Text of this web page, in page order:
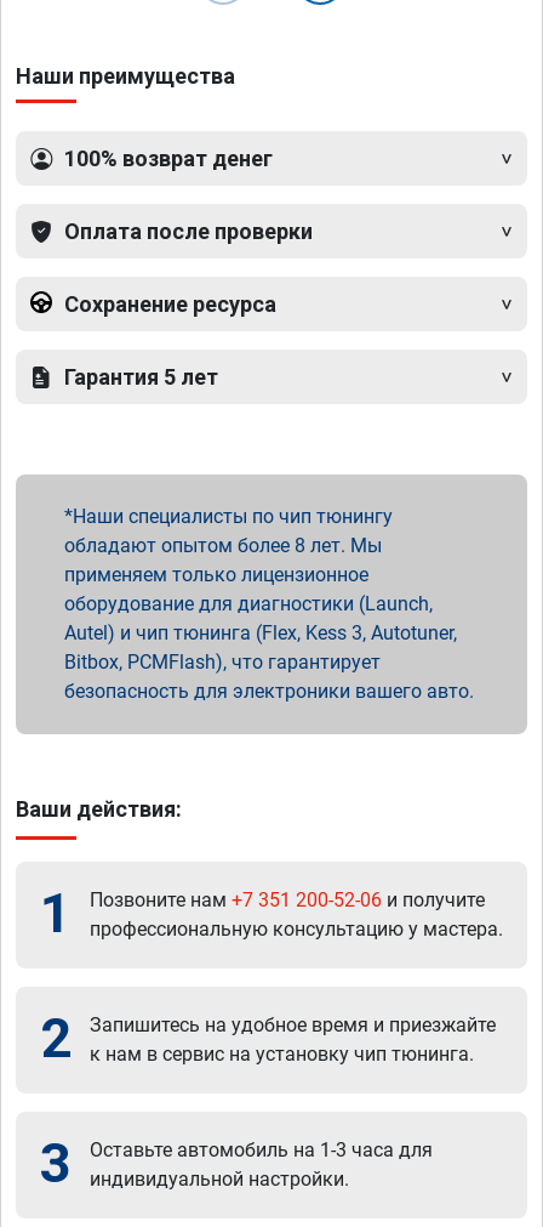
Наши преимущества
100% возврат денег
Оплата после проверки
Сохранение ресурса
Гарантия 5 лет
Наши специалисты по чип тюнингу
обладают опытом более 8 лет. Мы
применяем только лицензионное
оборудование для диагностики (Launch,
Autel) и чип тюнинга (Flex, Kess 3, Autotuner,
Bitbox, PCMFlash), что гарантирует
безопасность для электроники вашего авто.
Ваши действия:
1 Позвоните нам +7 351 200-52-06 и получите
профессиональную консультацию у мастера.
2
Запишитесь на удобное время и приезжайте
к нам в сервис на установку чип тюнинга.
3
Оставьте автомобиль на 1-3 часа для
индивидуальной настройки.